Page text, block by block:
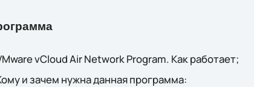
vCloud Air Network Program. Как работает;
и зачем нужна данная программа: